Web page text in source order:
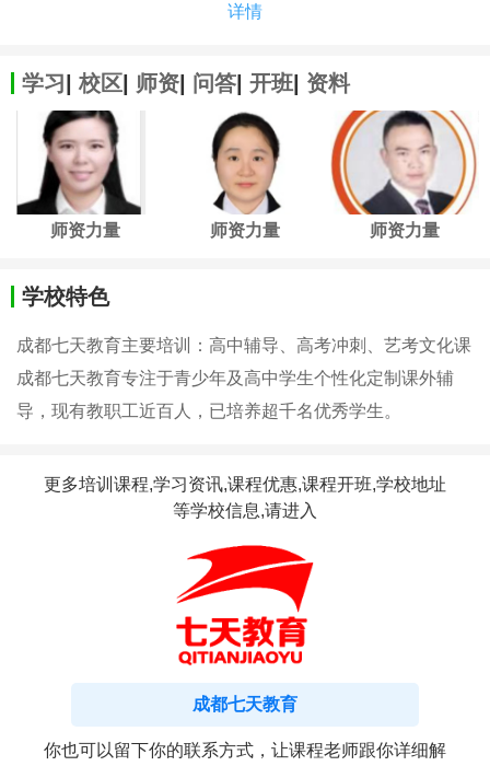
详情
学习| 校区| 师资| 问答| 开班| 资料
师资力量 师资力量 师资力量
学校特色
成都七天教育主要培训：高中辅导、高考冲刺、艺考文化课
成都七天教育专注于青少年及高中学生个性化定制课外辅
导，现有教职工近百人，已培养超千名优秀学生。
更多培训课程,学习资讯,课程优惠,课程开班,学校地址
等学校信息,请进入
成都七天教育
你也可以留下你的联系方式，让课程老师跟你详细解